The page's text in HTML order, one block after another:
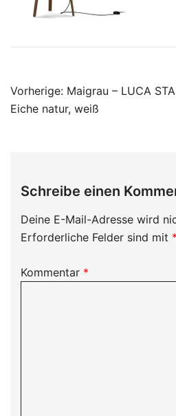
Beitragsnavigation
Vorherige: Maigrau – LUCA
Eiche natur, weiß
Schreibe einen
Deine E-Mail-Adresse wird
Erforderliche Felder sind mit *
Kommentar *